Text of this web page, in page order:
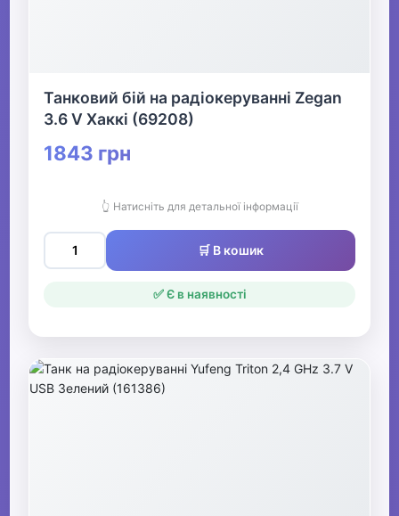
Танковий бій на радіокеруванні Zegan
3.6 V Хаккі (69208)
1843 грн
👆 Натисніть для детальної інформації
🛒 В кошик
✅ Є в наявності